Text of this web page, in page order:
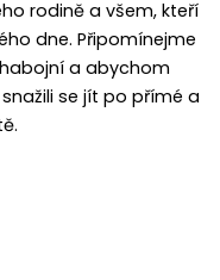
rodině a všem, kteří
dne. Připomínejme
a abychom
se jít po přímé a